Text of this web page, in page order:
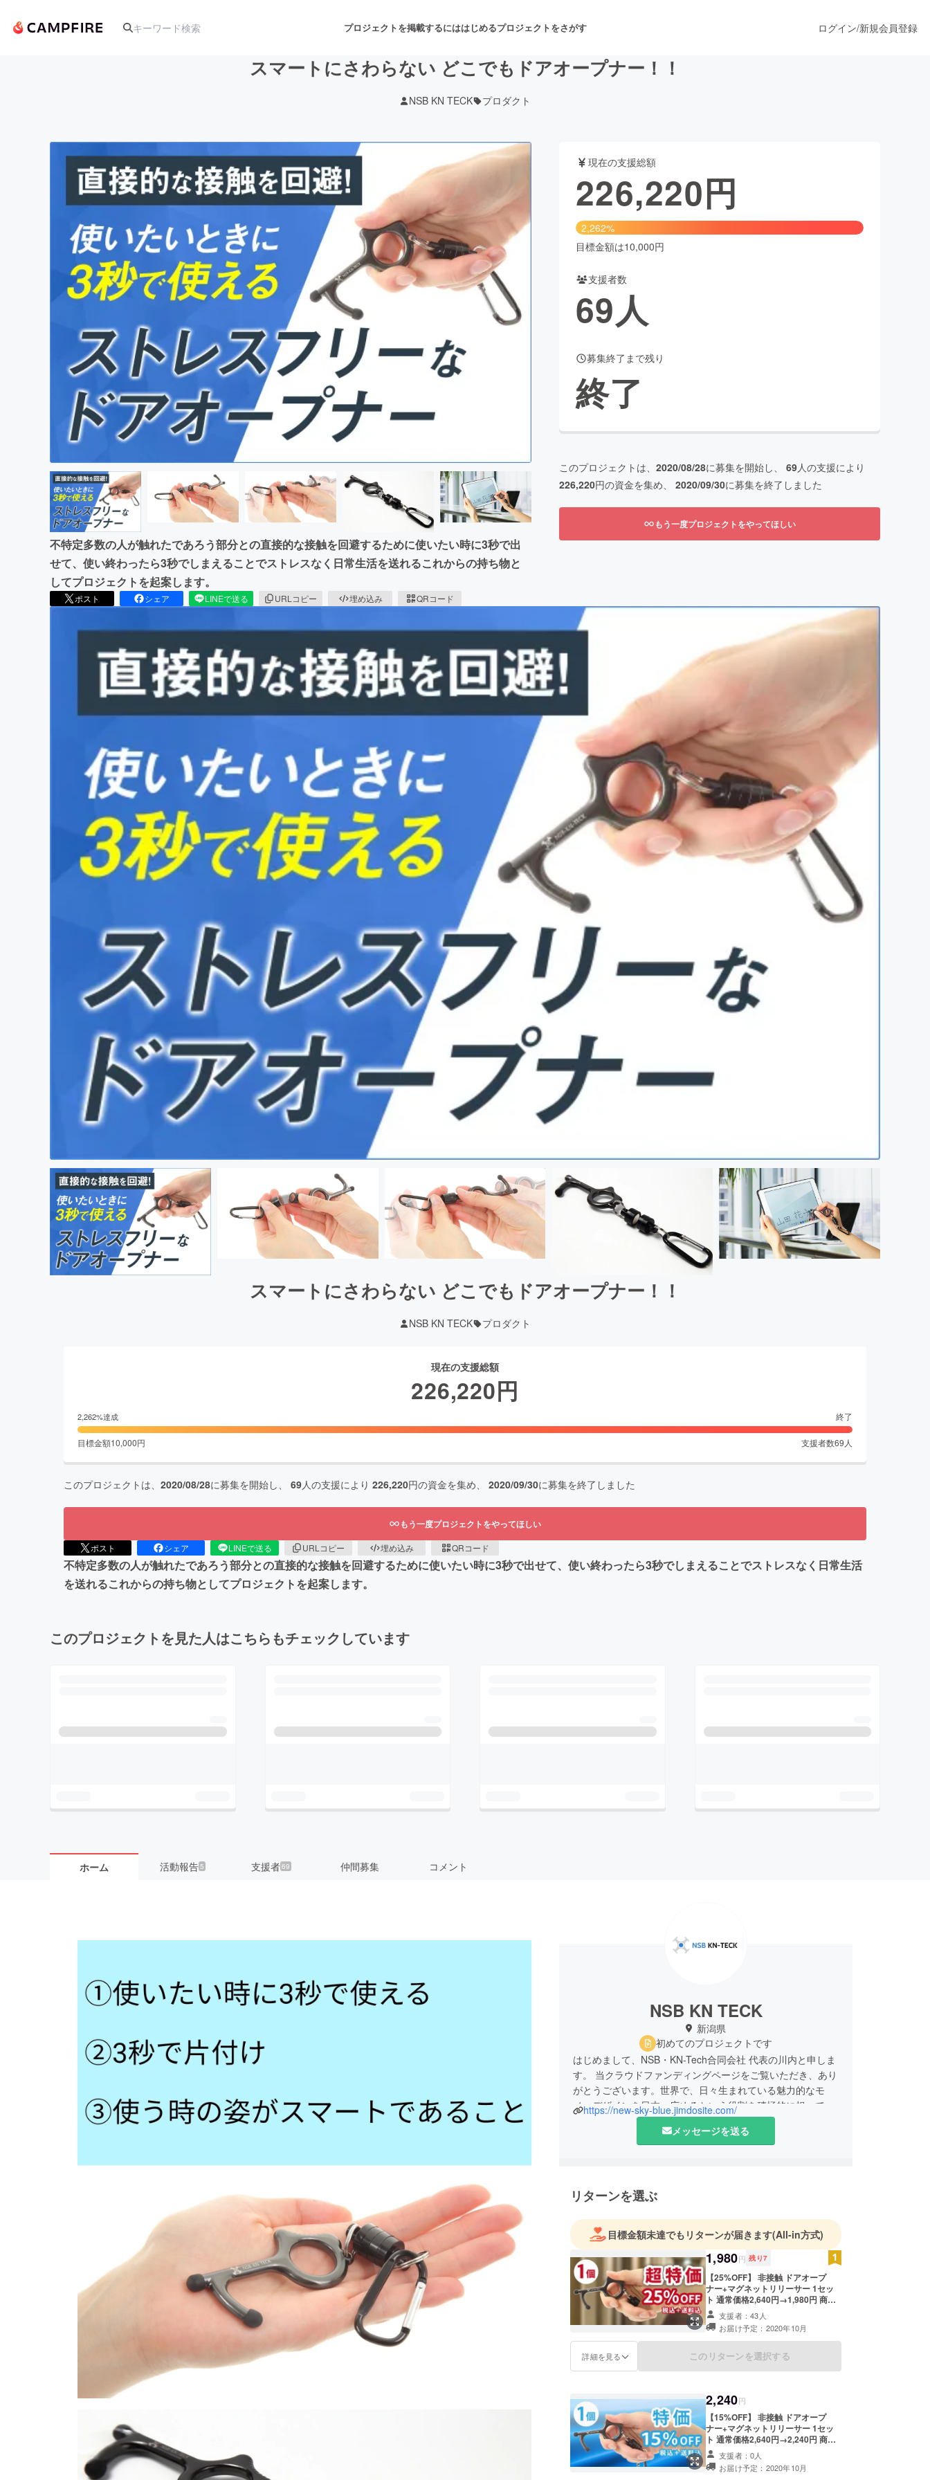
プロジェクトを掲載するにははじめるプロジェクトをさがす
アート・写真 音楽 舞台・パフォーマンス
テクノロジー・ガジェット ゲーム・サービス開発 フード・飲食店 ファッション
映像・映画 書籍・雑誌出版
ビジネス・起業 チャレンジ ビューティー・ヘルスケア
まちづくり・地域活性化
CAMPFIRE for Social Good
ログイン/新規会員登録
スマートにさわらない どこでもドアオープナー！！
NSB KN TECK プロダクト
不特定多数の人が触れたであろう部分との直接的な接触を回避するために使いたい時に3秒で出
せて、使い終わったら3秒でしまえることでストレスなく日常生活を送れるこれからの持ち物と
してプロジェクトを起案します。
ポスト シェア LINEで送る URLコピー 埋め込み QRコード
現在の支援総額
226,220円
2,262%
目標金額は10,000円
支援者数
69人
募集終了まで残り
終了
このプロジェクトは、 2020/08/28に募集を開始し、 69人の支援により
226,220円の資金を集め、 2020/09/30に募集を終了しました
もう一度プロジェクトをやってほしい
スマートにさわらない どこでもドアオープナー！！
NSB KN TECK プロダクト
現在の支援総額
226,220円
2,262%達成 終了
目標金額10,000円 支援者数69 人
このプロジェクトは、 2020/08/28に募集を開始し、 69人の支援により 226,220円の資金を集め、 2020/09/30に募集を終了しました
もう一度プロジェクトをやってほしい
ポスト シェア LINEで送る URLコピー 埋め込み QRコード
不特定多数の人が触れたであろう部分との直接的な接触を回避するために使いたい時に3秒で出せて、使い終わったら3秒でしまえることでストレスなく日常生活
を送れるこれからの持ち物としてプロジェクトを起案します。
このプロジェクトを見た人はこちらもチェックしています
ホーム 活動報告5 支援者69 仲間募集 コメント
NSB KN TECK
新潟県
初めてのプロジェクトです
はじめまして、NSB・KN-Tech合同会社 代表の川内と申しま
す。 当クラウドファンディングページをご覧いただき、あり
がとうございます。世界で、日々生まれている魅力的なモ
ノ・デザインを日本へ広めるという役割を積極的に担ってい
きたいと考えております。今回の資金におきましては、今後
の開発費に回し、より良い商品を提案していきます。今回の
心がけ、皆様のご要望を形に出来るように商品企画を行いま
https://new-sky-blue.jimdosite.com/
メッセージを送る
リターンを選ぶ
目標金額未達でもリターンが届きます(All-in方式)
1,980円 残り7
【25%OFF】 非接触 ドアオープ
ナー+マグネットリリーサー 1セッ
ト 通常価格2,640円→1,980円 商品
代金には、ご自宅までの送料・消費
税も含まれております。
支援者：43人
お届け予定：2020年10月
詳細を見る このリターンを選択する
2,240円
【15%OFF】 非接触 ドアオープ
ナー+マグネットリリーサー 1セッ
ト 通常価格2,640円→2,240円 商品
代金には、ご自宅までの送料・消費
税も含まれております。
支援者：0人
お届け予定：2020年10月